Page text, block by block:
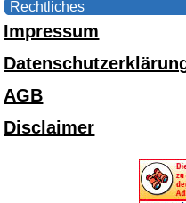
Rechtliches
Impressum
AGB
Disclaimer